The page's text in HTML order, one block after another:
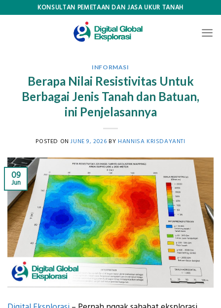
KONSULTAN PEMETAAN DAN JASA UKUR TANAH
INFORMASI
Berapa Nilai Resistivitas Untuk
Berbagai Jenis Tanah dan Batuan,
ini Penjelasannya
POSTED ONJUNE 9, 2026 BY HANNISA KRISDAYANTI
09
Jun